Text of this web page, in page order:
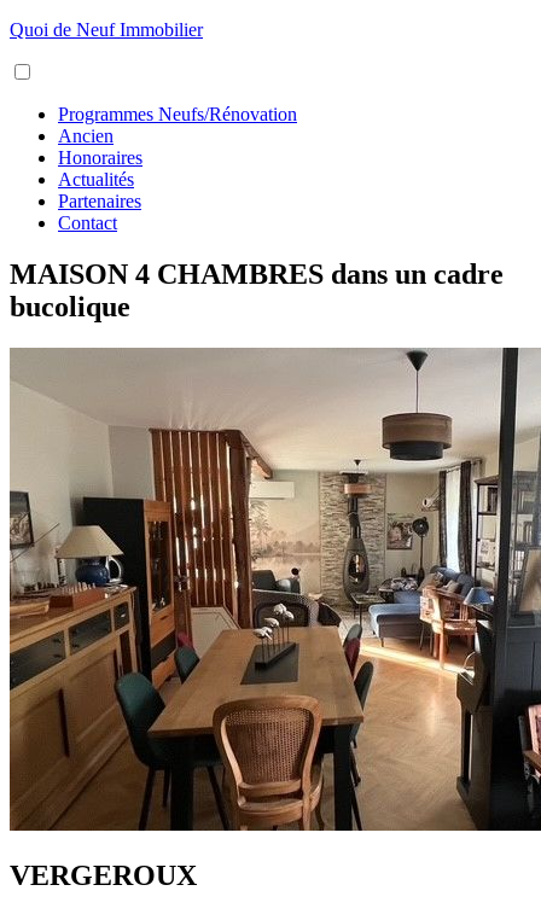
Aller
contenu
Quoi de Neuf Immobilier
Programmes Neufs/Rénovation
Ancien
Honoraires
Actualités
Partenaires
Contact
MAISON 4 CHAMBRES dans un cadre
bucolique
VERGEROUX